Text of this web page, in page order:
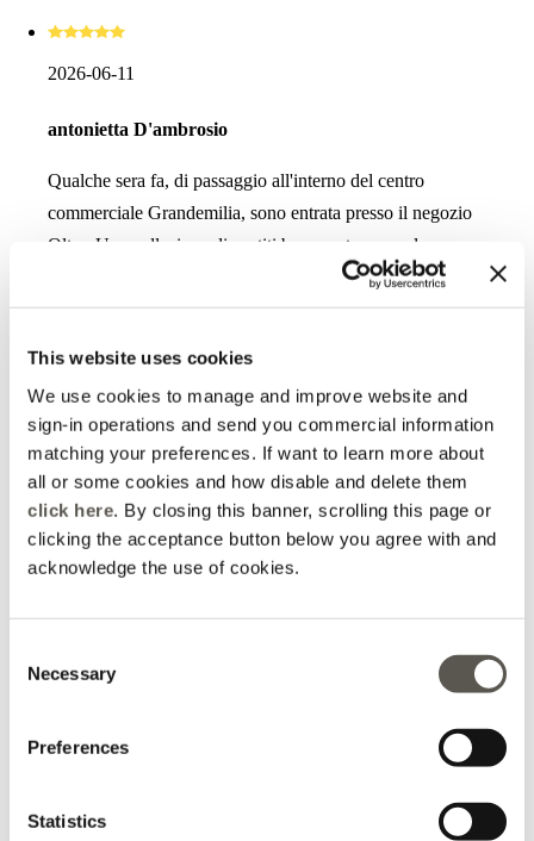
This website uses cookies
We use cookies to manage and improve website and
sign-in operations and send you commercial information
matching your preferences. If want to learn more about
all or some cookies and how disable and delete them
click here. By closing this banner, scrolling this page or
clicking the acceptance button below you agree with and
acknowledge the use of cookies.
Selection
Necessary
Preferences
Statistics
2026-06-11
antonietta D'ambrosio
Qualche sera fa, di passaggio all'interno del centro
commerciale Grandemilia, sono entrata presso il negozio
Oltre. Una collezione di vestiti ben curata, come la
pulizia, e i prodotti. Una commessa, di cui purtroppo non
conosco il nome, nonostante la visibile giovane età, mi ha
oramai l'orario di chiusura, siamo riuscite a trovare il
tailleur per il matrimonio. Esperienza ottima, tante grazie
alla commessa, e complimenti per gli articoli presenti nel
negozio, tornerò non appena ne avrò l'occasione.
Non posso che dare 5 stelle!Le ragazze Rossana e